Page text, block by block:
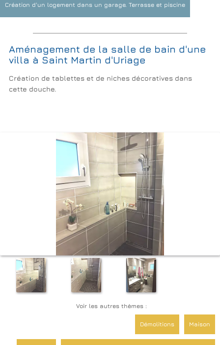
Création d'un logement dans un garage. Terrasse et piscine
Plomberie Réseaux Assainissement
Energie Chauffage Climatisation
Electricité
Cuisines
Extérieurs Terrasses Piscines
Voir les autres thèmes :
Maison
Démolitions
Aménagement de la salle de bain d'une
villa à Saint Martin d'Uriage
Création de tablettes et de niches décoratives dans
cette douche.